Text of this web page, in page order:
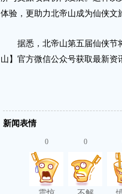
体验，更助力北帝山成为仙侠文
据悉，北帝山第五届仙侠节将
山】官方微信公众号获取最新资
新闻表情
0 0